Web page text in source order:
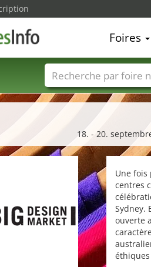
18. - 20.
Une fois
centres
Sydney.
ouverte
Foires
Foire noms Pays